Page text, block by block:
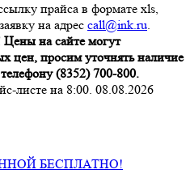
прайса в формате xls,
на адрес call@ink.ru.
на сайте могут
цен, просим уточнять наличие
(8352) 700-800.
листе на 8:00. 08.08.2026
БЕСПЛАТНО!